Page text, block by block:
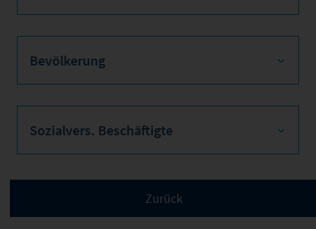
Bevölkerung
Sozialvers. Beschäftigte